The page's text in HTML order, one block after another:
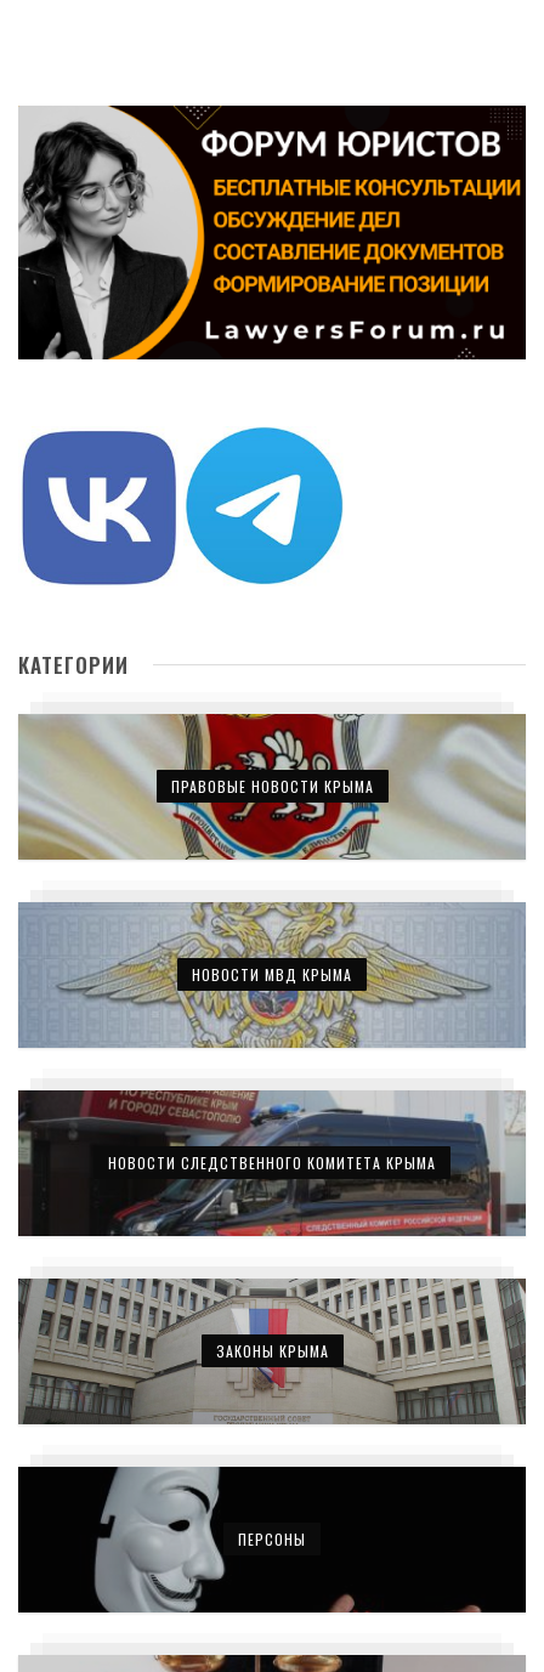
КАТЕГОРИИ
ПРАВОВЫЕ НОВОСТИ КРЫМА
НОВОСТИ МВД КРЫМА
НОВОСТИ СЛЕДСТВЕННОГО КОМИТЕТА КРЫМА
ЗАКОНЫ КРЫМА
ПЕРСОНЫ